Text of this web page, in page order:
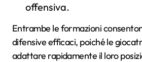
offensiva.
Entrambe le formazioni
difensive efficaci, poiché le
adattare rapidamente il loro